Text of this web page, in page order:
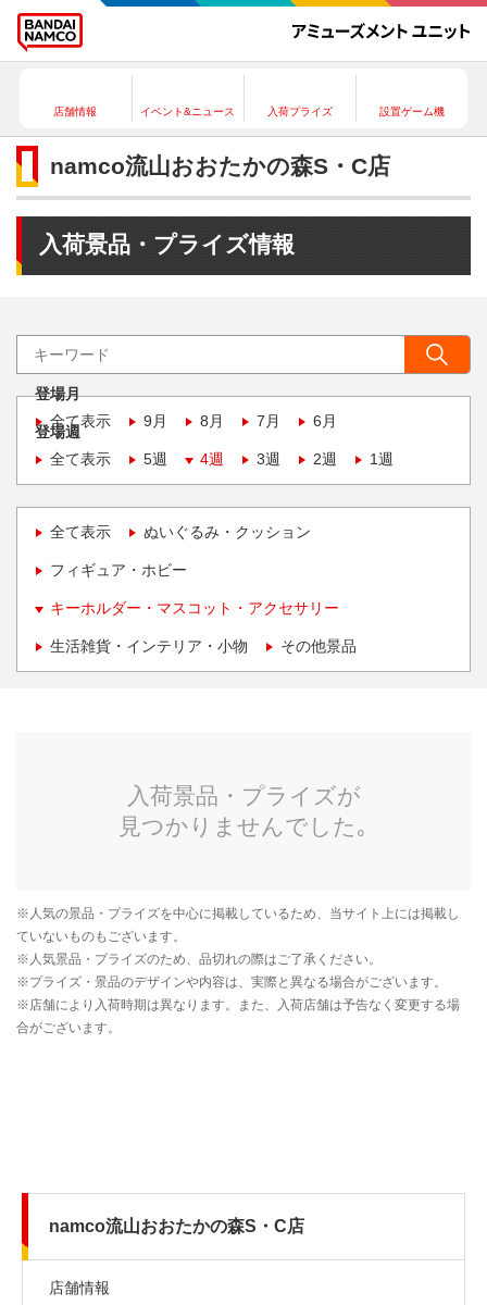
店舗情報 イベント&ニュース 入荷プライズ 設置ゲーム機
namco流山おおたかの森S・C店
入荷景品・プライズ情報
登場月
全て表示
9月 8月 7月 6月
登場週
全て表示
5週 4週 3週 2週 1週
全て表示 ぬいぐるみ・クッション
フィギュア・ホビー
キーホルダー・マスコット・アクセサリー
生活雑貨・インテリア・小物 その他景品
namco流山おおたかの森S・C店
店舗情報